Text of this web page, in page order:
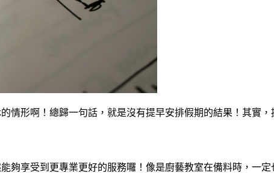
情形啊！總歸一句話，就是沒有提早安排假期的結果！其實
夠享受到更專業更好的服務囉！像是廚藝教室在備料時，一